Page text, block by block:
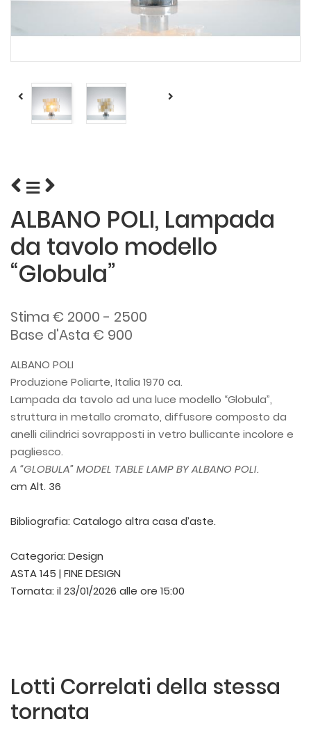
ALBANO POLI, Lampada
da tavolo modello
“Globula”
Stima € 2000 - 2500
Base d'Asta € 900
ALBANO POLI
Produzione Poliarte, Italia 1970 ca.
Lampada da tavolo ad una luce modello “Globula”,
struttura in metallo cromato, diffusore composto da
anelli cilindrici sovrapposti in vetro bullicante incolore e
pagliesco.
A “GLOBULA” MODEL TABLE LAMP BY ALBANO POLI.
cm Alt. 36
Bibliografia: Catalogo altra casa d’aste.
Categoria: Design
ASTA 145 | FINE DESIGN
Tornata: il 23/01/2026 alle ore 15:00
Lotti Correlati della stessa
tornata